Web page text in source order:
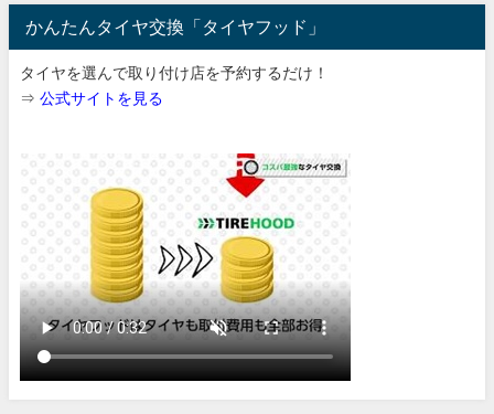
かんたんタイヤ交換「タイヤフッド」
タイヤを選んで取り付け店を予約するだけ！
⇒ 公式サイトを見る